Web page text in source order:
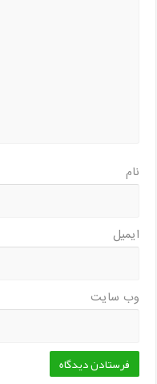
نام
ایمیل
وب‌ سایت